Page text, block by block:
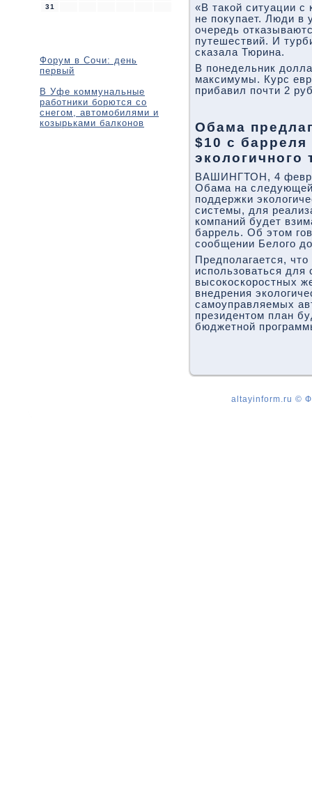
31
Форум в Сочи: день
первый
В Уфе коммунальные
работники борются со
снегом, автомобилями и
козырьками балконов
«В такой ситуации с
не покупает. Люди в
очередь
путешествий. И
сказала Тюрина.
В понедельник
максимумы. Курс
прибавил почти 2
Обама
$10 с
экологичного
ВАШИНГТОН, 4
Обама на
поддержки
системы, для
компаний будет
баррель. Об этом
сообщении Белого
Предполагается,
использоваться для
высокоскоростных
внедрения
самоуправляемых
президентом план
бюджетной
altayinform.ru ©